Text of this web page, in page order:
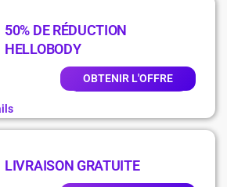
50% DE RÉDUCTION
HELLOBODY
OBTENIR L'OFFRE
LIVRAISON GRATUITE